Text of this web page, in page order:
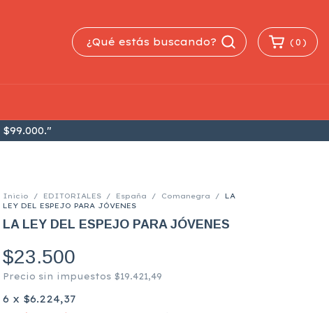
( 0 )
Inicio / EDITORIALES / España / Comanegra /
LA
LEY DEL ESPEJO PARA JÓVENES
LA LEY DEL ESPEJO PARA JÓVENES
$23.500
Precio sin impuestos $19.421,49
6 x $6.224,37